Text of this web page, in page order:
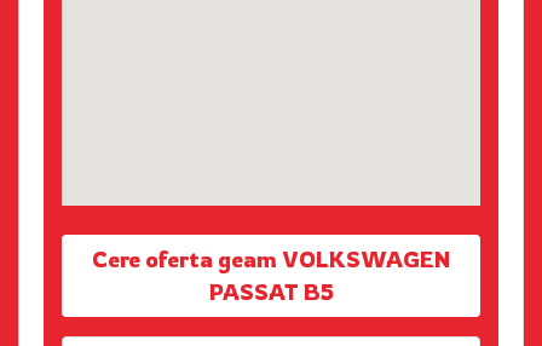
Cere oferta geam VOLKSWAGEN
PASSAT B5